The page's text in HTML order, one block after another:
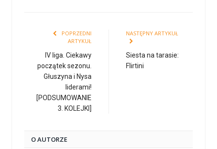
POPRZEDNI
ARTYKUŁ
IV liga. Ciekawy
początek sezonu.
Głuszyna i Nysa
liderami!
[PODSUMOWANIE
3. KOLEJKI]
NASTĘPNY ARTYKUŁ
Siesta na tarasie:
Flirtini
O AUTORZE